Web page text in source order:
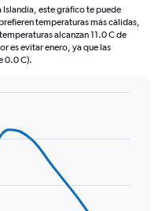
Islandia, este gráfico te puede
temperaturas más cálidas,
alcanzan 11.0 C de
es evitar enero, ya que las
0.0 C).